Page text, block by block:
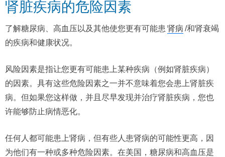
肾脏疾病的危险因素
了解糖尿病、高血压以及其他使您更有可能患 肾病 /和肾衰竭
的疾病和健康状况。
风险因素是指让您更有可能患上某种疾病（例如肾脏疾病）
的因素。具有这些危险因素之一并不意味着您会患上肾脏疾
病。但如果您这样做，并且尽早发现并治疗肾脏疾病，您也
许能够防止病情恶化。
任何人都可能患上肾病，但有些人患肾病的可能性更高，因
为他们有一种或多种危险因素。在美国，糖尿病和高血压是